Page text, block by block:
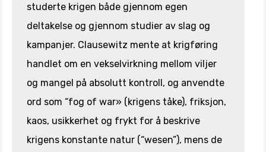
studerte krigen både gjennom egen
deltakelse og gjennom studier av slag og
kampanjer. Clausewitz mente at krigføring
handlet om en vekselvirkning mellom viljer
og mangel på absolutt kontroll, og anvendte
ord som “fog of war» (krigens tåke), friksjon,
kaos, usikkerhet og frykt for å beskrive
krigens konstante natur (“wesen”), mens de